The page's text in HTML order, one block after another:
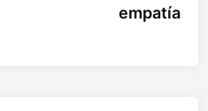
empatía